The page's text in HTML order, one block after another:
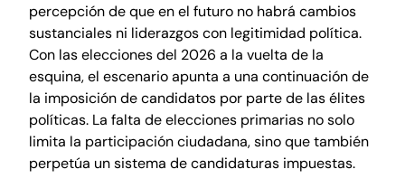
percepción de que en el futuro no habrá cambios
sustanciales ni liderazgos con legitimidad política.
Con las elecciones del 2026 a la vuelta de la
esquina, el escenario apunta a una continuación de
la imposición de candidatos por parte de las élites
políticas. La falta de elecciones primarias no solo
limita la participación ciudadana, sino que también
perpetúa un sistema de candidaturas impuestas.